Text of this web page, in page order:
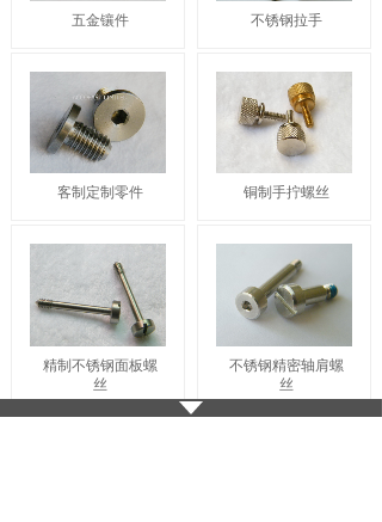
五金镶件 不锈钢拉手
客制定制零件 铜制手拧螺丝
精制不锈钢面板螺
丝
不锈钢精密轴肩螺
丝